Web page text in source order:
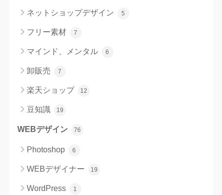
ネットショップデザイン 5
フリー素材 7
マインド、メンタル 6
卸販売 7
楽天ショップ 12
豆知識 19
WEBデザイン 76
Photoshop 6
WEBデザイナー 19
WordPress 1